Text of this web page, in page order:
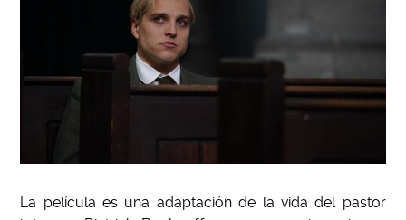
La película es una adaptación de la vida del pastor